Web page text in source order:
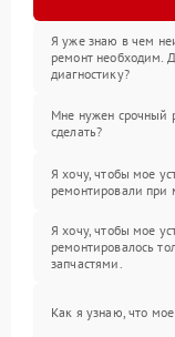
Я уже знаю в чем
ремонт необходим.
диагностику?
Мне нужен срочный
сделать?
Я хочу, чтобы мое
ремонтировали при
Я хочу, чтобы мое
ремонтировалось
запчастями.
Как я узнаю, что мое